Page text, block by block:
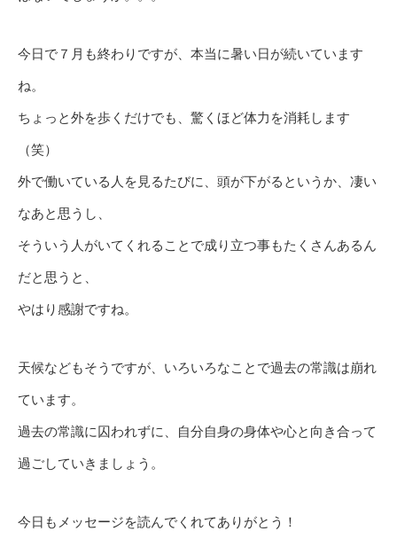
今日で７月も終わりですが、本当に暑い日が続いています
ね。
ちょっと外を歩くだけでも、驚くほど体力を消耗します
（笑）
外で働いている人を見るたびに、頭が下がるというか、凄い
なあと思うし、
そういう人がいてくれることで成り立つ事もたくさんあるん
だと思うと、
やはり感謝ですね。
天候などもそうですが、いろいろなことで過去の常識は崩れ
ています。
過去の常識に囚われずに、自分自身の身体や心と向き合って
過ごしていきましょう。
今日もメッセージを読んでくれてありがとう！